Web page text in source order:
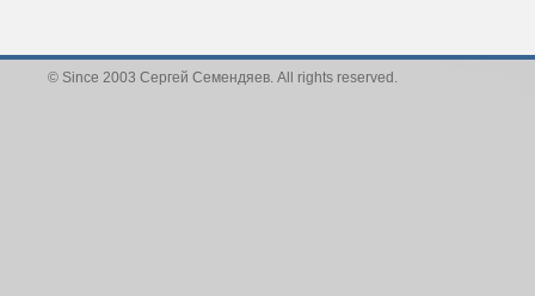
© Since 2003 Сергей Семендяев. All rights reserved.